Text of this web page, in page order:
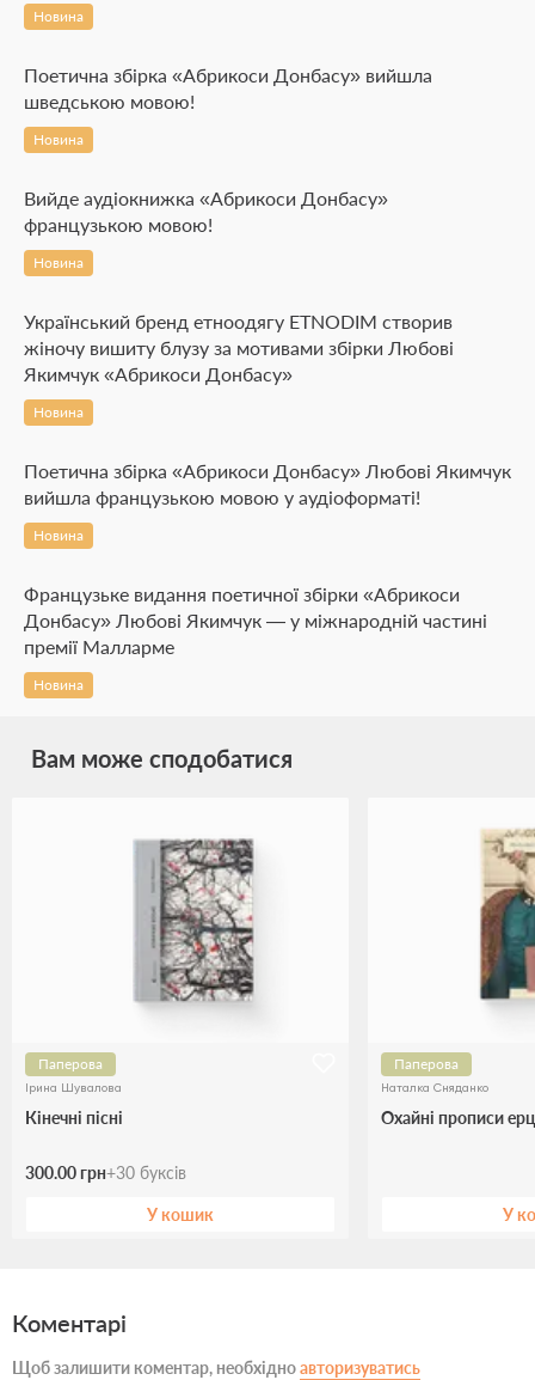
Новина
Поетична збірка «Абрикоси Донбасу» вийшла
шведською мовою!
Новина
Вийде аудіокнижка «Абрикоси Донбасу»
французькою мовою!
Новина
Український бренд етноодягу ETNODIM створив
жіночу вишиту блузу за мотивами збірки Любові
Якимчук «Абрикоси Донбасу»
Новина
Поетична збірка «Абрикоси Донбасу» Любові Якимчук
вийшла французькою мовою у аудіоформаті!
Новина
Французьке видання поетичної збірки «Абрикоси
Донбасу» Любові Якимчук — у міжнародній частині
премії Малларме
Новина
Вам може сподобатися
Паперова
Ірина Шувалова
Кінечні пісні
300.00 грн+30 буксів
У кошик
Паперова
Наталка Сняданко
Охайні прописи
У
Коментарі
Щоб залишити коментар, необхідноавторизуватись